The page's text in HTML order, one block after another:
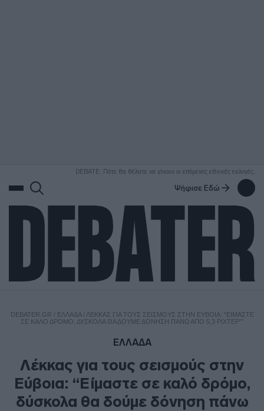
DEBATE: Πότε θα θέλατε να γίνουν οι επόμενες εθνικές εκλογές;
Ψήφισε Εδώ
DEBATER.GR / ΕΛΛΑΔΑ/ ΛΈΚΚΑΣ ΓΙΑ ΤΟΥΣ ΣΕΙΣΜΟΎΣ ΣΤΗΝ ΕΎΒΟΙΑ: “ΕΊΜΑΣΤΕ
ΣΕ ΚΑΛΌ ΔΡΌΜΟ, ΔΎΣΚΟΛΑ ΘΑ ΔΟΎΜΕ ΔΌΝΗΣΗ ΠΆΝΩ ΑΠΌ 5,3 ΡΊΧΤΕΡ””
ΕΛΛΑΔΑ
Λέκκας για τους σεισμούς στην
Εύβοια: “Είμαστε σε καλό δρόμο,
δύσκολα θα δούμε δόνηση πάνω